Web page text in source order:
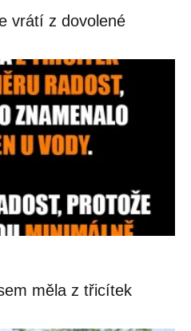
vrátí z dovolené
měla z třicítek